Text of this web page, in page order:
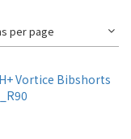
per page